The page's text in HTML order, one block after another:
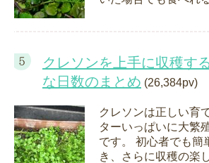
クレソンを上手に収穫す
な日数のまとめ (26,384pv)
クレソンは正しい育
ターいっぱいに大繁
です。 初心者でも簡
き、さらに収穫の楽